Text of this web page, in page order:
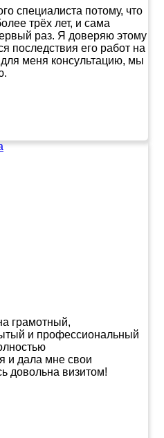
специалиста потому, что
трёх лет, и сама
раз. Я доверяю этому
последствия его работ на
меня консультацию, мы
грамотный,
и профессиональный
и дала мне свои
довольна визитом!